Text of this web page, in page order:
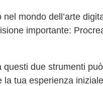
nel mondo dell’arte
importante:
questi due strumenti può
la tua esperienza